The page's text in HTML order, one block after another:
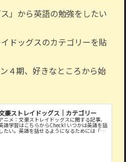
」から英語の勉強をしたい
ドッグスのカテゴリーを貼
４期、好きなところから始
豪ストレイドッグス｜カテゴリー
ニメ：文豪ストレイドッグスに関する記事、
語学習はこちらからCheck! いつかは英語を話
したい。英語を話せるようになるためには「慣